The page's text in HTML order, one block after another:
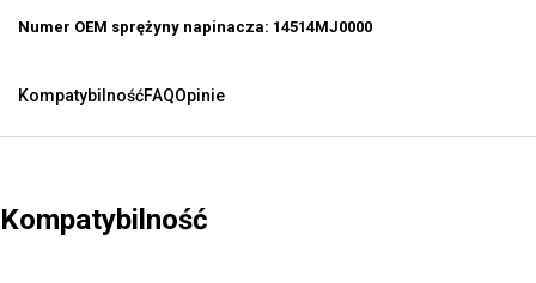
Numer OEM sprężyny napinacza: 14514MJ0000
KompatybilnośćFAQOpinie
Kompatybilność